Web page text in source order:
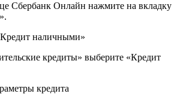
Сбербанк Онлайн нажмите на вкладку
наличными»
кредиты» выберите «Кредит
кредита